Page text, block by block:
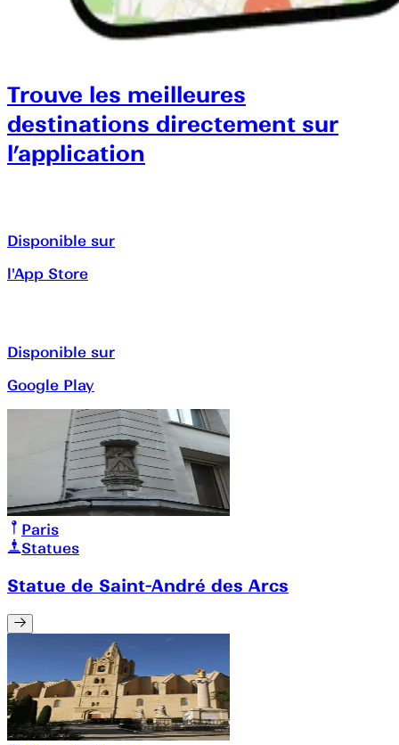
Trouve les meilleures
destinations directement sur
l’application
Disponible sur
l'App Store
Disponible sur
Google Play
Paris
Statues
Statue de Saint-André des Arcs